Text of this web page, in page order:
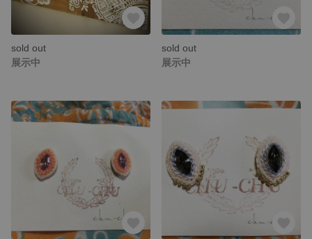
sold out
展示中
sold out
展示中